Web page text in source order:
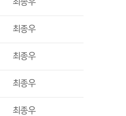
최종우
최종우
최종우
최종우
최종우